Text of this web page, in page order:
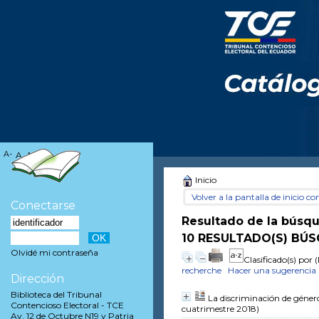
Inicio
Volver a la pantalla de inicio
Resultado de la
10 RESULTADO(S)
Clasificado(s) por
recherche
Hacer una sugerencia
La discriminación de
cuatrimestre 2018)
A- A A+
Conectarse
Olvidé mi contraseña
Dirección
Biblioteca del Tribunal
Contencioso Electoral - TCE
Av. 12 de Octubre N19 y Patria